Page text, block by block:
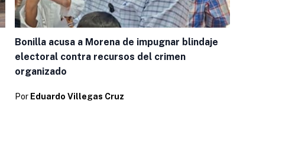
Bonilla acusa a Morena de impugnar blindaje
electoral contra recursos del crimen
organizado
Por Eduardo Villegas Cruz